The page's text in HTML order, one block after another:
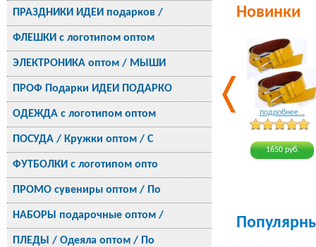
ПРАЗДНИКИ ИДЕИ подарков /
ФЛЕШКИ с логотипом оптом
ЭЛЕКТРОНИКА оптом / МЫШИ
ПРОФ Подарки ИДЕИ ПОДАРКО
ОДЕЖДА с логотипом оптом
ПОСУДА / Кружки оптом / С
ФУТБОЛКИ с логотипом опто
ПРОМО сувениры оптом / По
НАБОРЫ подарочные оптом /
ПЛЕДЫ / Одеяла оптом / По
Новинки
подробнее...
1650 руб.